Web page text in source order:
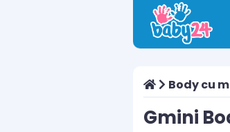
Body cu
Gmini